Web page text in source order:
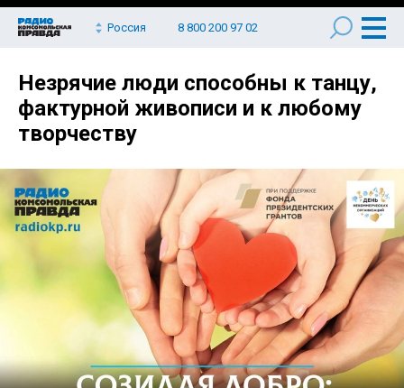
Россия 8 800 200 97 02
Незрячие люди способны к танцу,
фактурной живописи и к любому
творчеству